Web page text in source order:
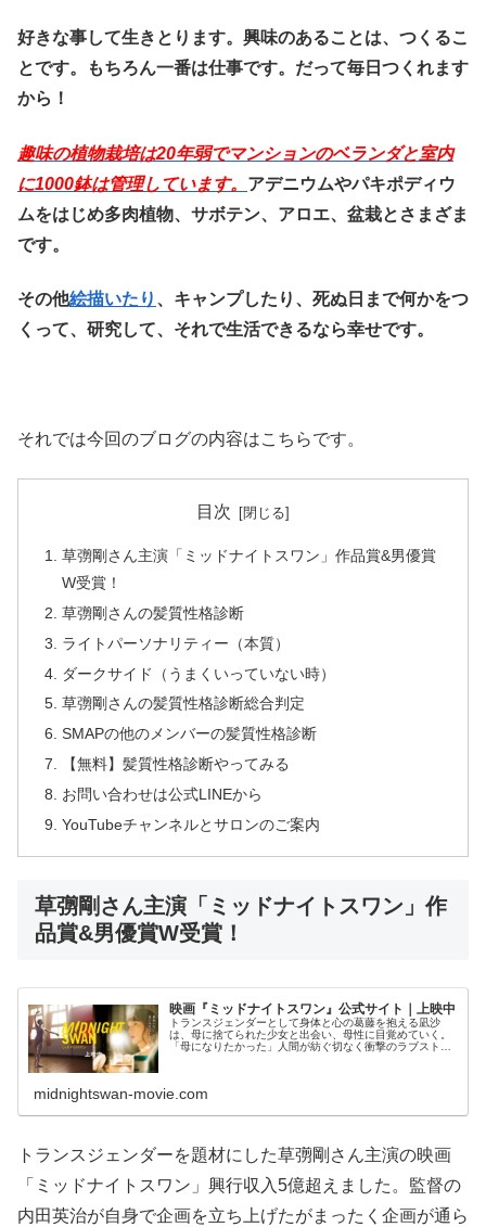
好きな事して生きとります。興味のあることは、つくるこ
とです。もちろん一番は仕事です。だって毎日つくれます
から！
趣味の植物栽培は20年弱でマンションのベランダと室内
に1000鉢は管理しています。 アデニウムやパキポディウ
ムをはじめ多肉植物、サボテン、アロエ、盆栽とさまざま
です。
その他絵描いたり 、キャンプしたり、死ぬ日まで何かをつ
くって、研究して、それで生活できるなら幸せです。
それでは今回のブログの内容はこちらです。
目次
草彅剛さん主演「ミッドナイトスワン」作品賞&男優賞
W受賞！
草彅剛さんの髪質性格診断
ライトパーソナリティー（本質）
ダークサイド（うまくいっていない時）
草彅剛さんの髪質性格診断総合判定
SMAPの他のメンバーの髪質性格診断
【無料】髪質性格診断やってみる
お問い合わせは公式LINEから
YouTubeチャンネルとサロンのご案内
草彅剛さん主演「ミッドナイトスワン」作
品賞&男優賞W受賞！
映画『ミッドナイトスワン』公式サイト｜上映中
トランスジェンダーとして身体と心の葛藤を抱える凪沙
は、母に捨てられた少女と出会い、母性に目覚めていく。
「母になりたかった」人間が紡ぐ切なく衝撃のラブストー
midnightswan-movie.com
トランスジェンダーを題材にした草彅剛さん主演の映画
「ミッドナイトスワン」興行収入5億超えました。監督の
内田英治が自身で企画を立ち上げたがまったく企画が通ら